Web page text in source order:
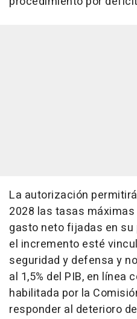
La autorización
2028 las tasas
gasto neto fijadas en
el incremento esté
seguridad y defensa y
al 1,5% del PIB, en línea
habilitada por la
responder al deterioro